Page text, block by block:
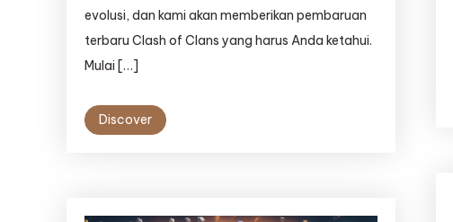
evolusi, dan kami akan memberikan pembaruan
terbaru Clash of Clans yang harus Anda ketahui.
Mulai […]
Discover